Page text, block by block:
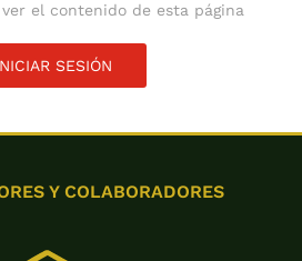
el contenido de esta página
SESIÓN
Y COLABORADORES